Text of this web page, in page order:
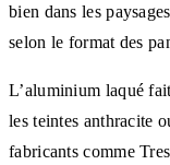
bien dans les
selon le format des
L’aluminium laqué
les teintes anthracite
fabricants comme